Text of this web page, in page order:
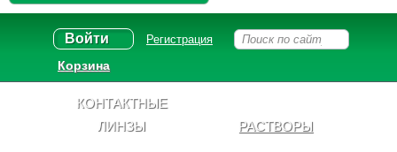
Войти Регистрация
Корзина
КОНТАКТНЫЕ
ЛИНЗЫ
РАСТВОРЫ